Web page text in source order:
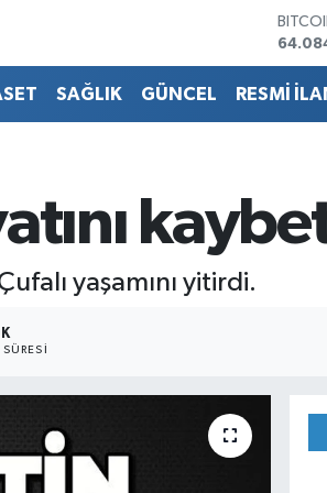
SAĞLIK GÜNCEL RESMİ
yaşamını yitirdi.